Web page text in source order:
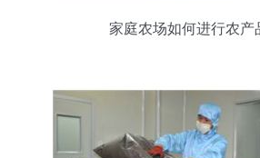
家庭农场如何进行农产